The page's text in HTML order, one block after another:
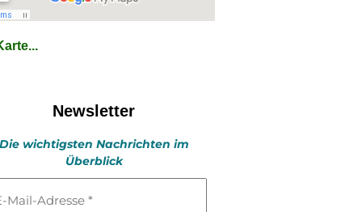
Newsletter
Die wichtigsten Nachrichten im
Überblick